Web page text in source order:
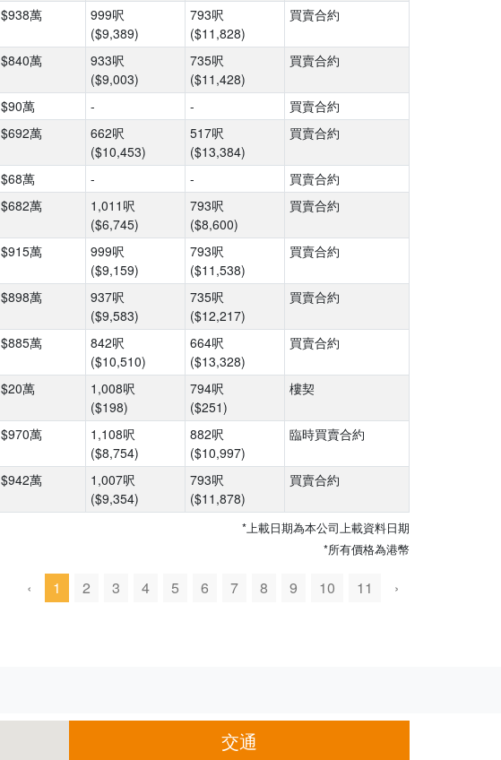
$938萬
999呎
($9,389)
793呎
($11,828)
買賣合約
$840萬
933呎
($9,003)
735呎
($11,428)
買賣合約
$90萬 - -
買賣合約
$692萬
662呎
($10,453)
517呎
($13,384)
買賣合約
$68萬 - -
買賣合約
$682萬
1,011呎
($6,745)
793呎
($8,600)
買賣合約
$915萬
999呎
($9,159)
793呎
($11,538)
買賣合約
$898萬
937呎
($9,583)
735呎
($12,217)
買賣合約
$885萬
842呎
($10,510)
664呎
($13,328)
買賣合約
$20萬
1,008呎
($198)
794呎
($251)
樓契
$970萬
1,108呎
($8,754)
882呎
($10,997)
臨時買賣合約
$942萬
1,007呎
($9,354)
793呎
($11,878)
買賣合約
*上載日期為本公司上載資料日期
*所有價格為港幣
‹ 1 2 3 4 5 6 7 8 9 10 11 ›
交通